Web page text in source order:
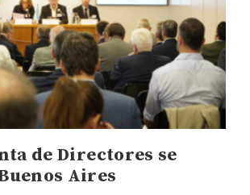
de Directores se
Aires